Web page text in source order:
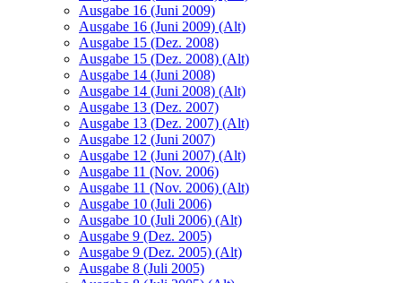
Ausgabe 16 (Juni 2009)
Ausgabe 16 (Juni 2009) (Alt)
Ausgabe 15 (Dez. 2008)
Ausgabe 15 (Dez. 2008) (Alt)
Ausgabe 14 (Juni 2008)
Ausgabe 14 (Juni 2008) (Alt)
Ausgabe 13 (Dez. 2007)
Ausgabe 13 (Dez. 2007) (Alt)
Ausgabe 12 (Juni 2007)
Ausgabe 12 (Juni 2007) (Alt)
Ausgabe 11 (Nov. 2006)
Ausgabe 11 (Nov. 2006) (Alt)
Ausgabe 10 (Juli 2006)
Ausgabe 10 (Juli 2006) (Alt)
Ausgabe 9 (Dez. 2005)
Ausgabe 9 (Dez. 2005) (Alt)
Ausgabe 8 (Juli 2005)